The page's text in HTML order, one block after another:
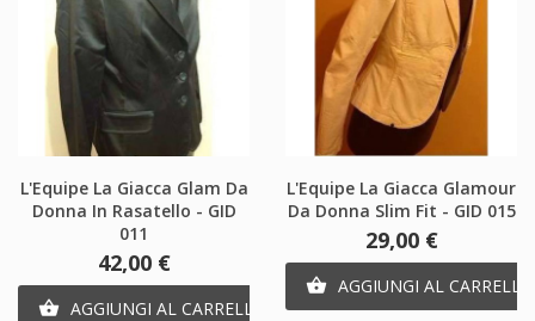
L'Equipe La Giacca Glam Da
Donna In Rasatello - GID
011
Prezzo
42,00 €
 AGGIUNGI AL CARRELLO
L'Equipe La Giacca Glamour
Da Donna Slim Fit - GID 015
Prezzo
29,00 €
 AGGIUNGI AL CARRELLO